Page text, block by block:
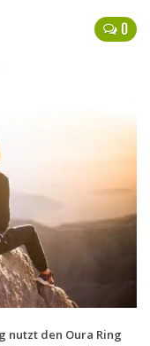
0
nutzt den Oura Ring